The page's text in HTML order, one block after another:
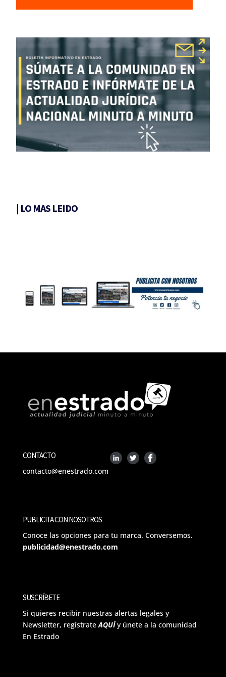
| LO MAS LEIDO
CONTACTO
contacto@enestrado.com
PUBLICITA CON NOSOTROS
Conoce las opciones para tu marca. Conversemos.
publicidad@enestrado.com
SUSCRÍBETE
Si quieres recibir nuestras alertas legales y
Newsletter, regístrateAQUÍ y únete a la comunidad
En Estrado